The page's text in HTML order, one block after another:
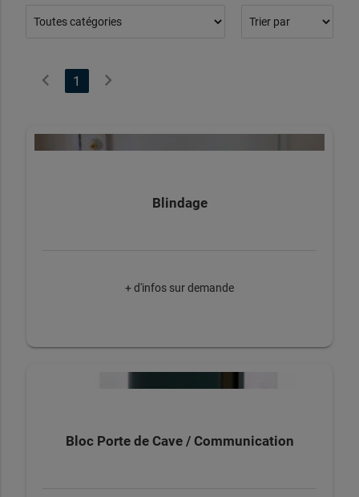
chevron_left 1 chevron_right
Blindage
+ d'infos sur demande
Bloc Porte de Cave / Communication